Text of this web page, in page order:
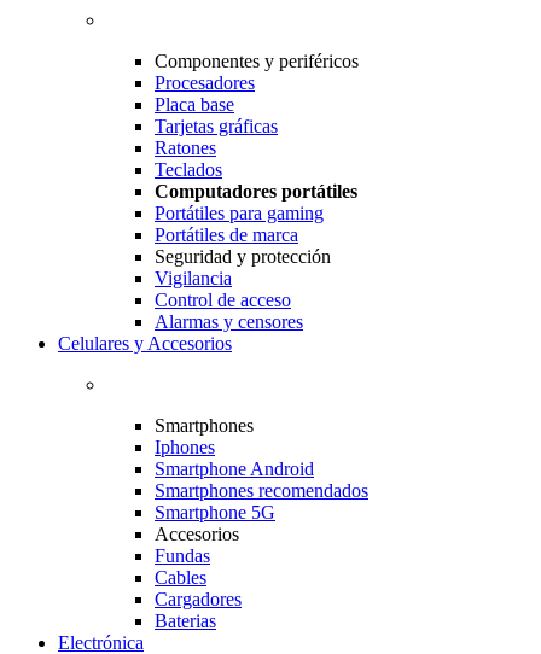
Componentes y periféricos
Procesadores
Placa base
Tarjetas gráficas
Ratones
Teclados
Computadores portátiles
Portátiles para gaming
Portátiles de marca
Seguridad y protección
Vigilancia
Control de acceso
Alarmas y censores
Celulares y Accesorios
Smartphones
Iphones
Smartphone Android
Smartphones recomendados
Smartphone 5G
Accesorios
Fundas
Cables
Cargadores
Baterias
Electrónica